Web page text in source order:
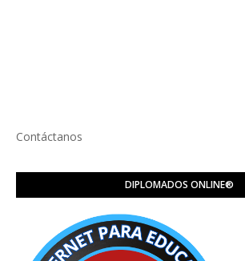
Contáctanos
DIPLOMADOS ONLINE®️